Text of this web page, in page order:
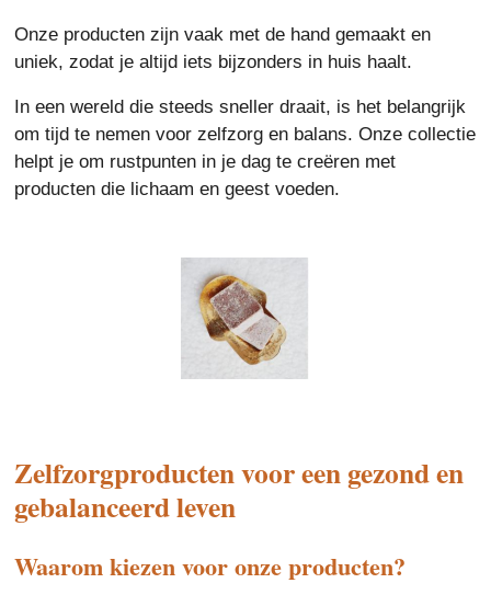
Onze producten zijn vaak met de hand gemaakt en
uniek, zodat je altijd iets bijzonders in huis haalt.
In een wereld die steeds sneller draait, is het belangrijk
om tijd te nemen voor zelfzorg en balans. Onze collectie
helpt je om rustpunten in je dag te creëren met
producten die lichaam en geest voeden.
Zelfzorgproducten voor een gezond en
gebalanceerd leven
Waarom kiezen voor onze producten?